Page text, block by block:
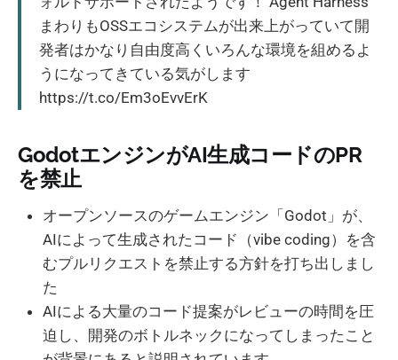
まわりもOSSエコシステムが出来上がっていて開
発者はかなり自由度高くいろんな環境を組めるよ
うになってきている気がします
https://t.co/Em3oEvvErK
GodotエンジンがAI生成コードのPR
を禁止
オープンソースのゲームエンジン「Godot」が、
AIによって生成されたコード（vibe coding）を含
むプルリクエストを禁止する方針を打ち出しまし
た
AIによる大量のコード提案がレビューの時間を圧
迫し、開発のボトルネックになってしまったこと